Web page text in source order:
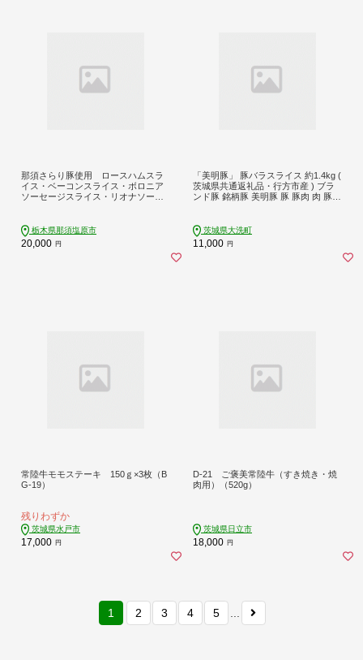
那須さらり豚使用 ロースハムスラ
イス・ベーコンスライス・ボロニア
ソーセージスライス・リオナソーセ
11 栃木県那須塩原市
20,000 円
「美明豚」 豚バラスライス 約1.4kg (
茨城県共通返礼品・行方市産 ) ブラ
ンド豚 銘柄豚 美明豚 豚 豚肉 肉 豚バ
茨城県大洗町
11,000 円
常陸牛モモステーキ 150ｇ×3枚（B
G-19）
残りわずか
茨城県水戸市
17,000 円
D-21 ご褒美常陸牛（すき焼き・焼
肉用）（520g）
茨城県日立市
18,000 円
1 2 3 4 5